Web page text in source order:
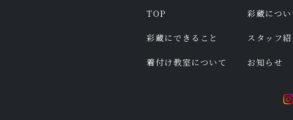
TOP 彩蔵につい
彩蔵にできること スタッフ
着付け教室について お知らせ